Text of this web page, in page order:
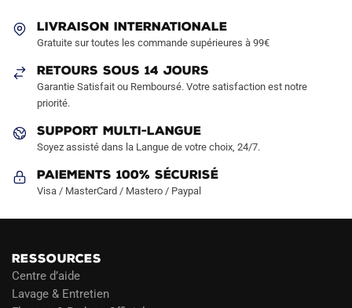
LIVRAISON INTERNATIONALE
Gratuite sur toutes les commande supérieures à 99€
RETOURS SOUS 14 JOURS
Garantie Satisfait ou Remboursé. Votre satisfaction est notre
priorité.
SUPPORT MULTI-LANGUE
Soyez assisté dans la Langue de votre choix, 24/7.
Paiements 100% Sécurisé
Visa / MasterCard / Mastero / Paypal
RESSOURCES
Centre d’aide
Lavage & Entretien